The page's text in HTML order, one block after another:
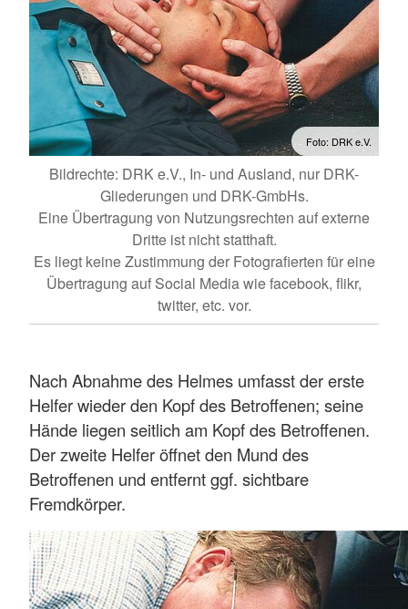
Foto: DRK e.V.
Bildrechte: DRK e.V., In- und Ausland, nur DRK-
Gliederungen und DRK-GmbHs.
Eine Übertragung von Nutzungsrechten auf externe
Dritte ist nicht statthaft.
Es liegt keine Zustimmung der Fotografierten für eine
Übertragung auf Social Media wie facebook, flikr,
twitter, etc. vor.
Nach Abnahme des Helmes umfasst der erste
Helfer wieder den Kopf des Betroffenen; seine
Hände liegen seitlich am Kopf des Betroffenen.
Der zweite Helfer öffnet den Mund des
Betroffenen und entfernt ggf. sichtbare
Fremdkörper.